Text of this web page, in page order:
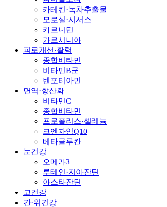
카테킨·녹차추출물
모로실·시서스
카르니틴
가르시니아
피로개선·활력
종합비타민
비타민B군
벤포티아민
면역·항산화
비타민C
종합비타민
프로폴리스·셀레늄
코엔자임Q10
베타글루칸
눈건강
오메가3
루테인·지아잔틴
아스타잔틴
코건강
간·위건강